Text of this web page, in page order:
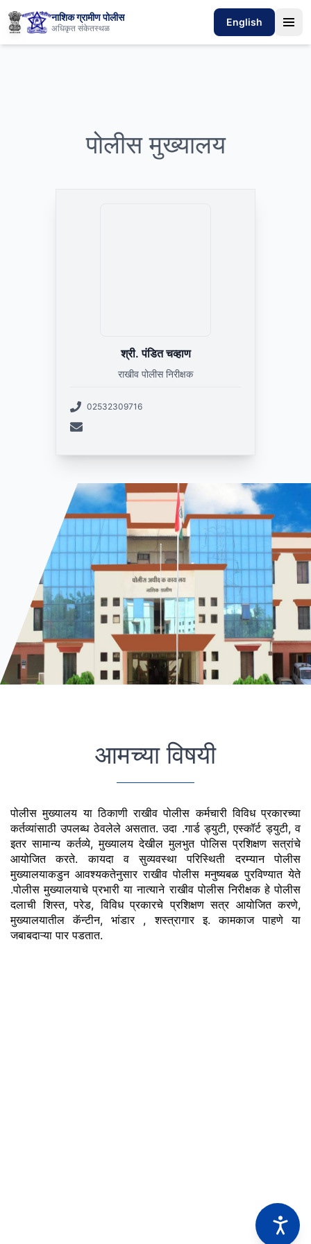
नाशिक ग्रामीण पोलीस
अधिकृत संकेतस्थळ
English
पोलीस मुख्यालय
श्री. पंडित चव्हाण
राखीव पोलीस निरीक्षक
02532309716
आमच्या विषयी
पोलीस मुख्यालय या ठिकाणी राखीव पोलीस कर्मचारी विविध प्रकारच्या
कर्तव्यांसाठी उपलब्ध ठेवलेले असतात. उदा .गार्ड ड्युटी, एस्कॉर्ट ड्युटी, व
इतर सामान्य कर्तव्ये, मुख्यालय देखील मुलभुत पोलिस प्रशिक्षण सत्रांचे
आयोजित करते. कायदा व सुव्यवस्था परिस्थिती दरम्यान पोलीस
मुख्यालयाकडुन आवश्यकतेनुसार राखीव पोलीस मनुष्यबळ पुरविण्यात येते
.पोलीस मुख्यालयाचे प्रभारी या नात्याने राखीव पोलीस निरीक्षक हे पोलीस
दलाची शिस्त, परेड, विविध प्रकारचे प्रशिक्षण सत्र आयोजित करणे,
मुख्यालयातील कॅन्टीन, भांडार , शस्त्रागार इ. कामकाज पाहणे या
जबाबदाऱ्या पार पडतात.